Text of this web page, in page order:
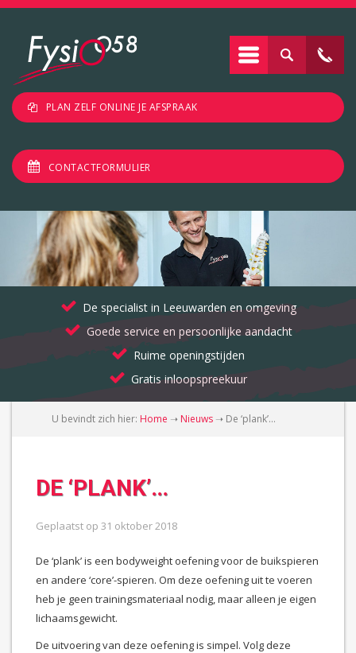
PLAN ZELF ONLINE JE AFSPRAAK
CONTACTFORMULIER
De specialist in Leeuwarden en omgeving
Goede service en persoonlijke aandacht
Ruime openingstijden
Gratis inloopspreekuur
U bevindt zich hier: Home ➝ Nieuws ➝ De ‘plank’…
DE ‘PLANK’…
Geplaatst op 31 oktober 2018
De ‘plank’ is een bodyweight oefening voor de buikspieren
en andere ‘core’-spieren. Om deze oefening uit te voeren
heb je geen trainingsmateriaal nodig, maar alleen je eigen
lichaamsgewicht.
De uitvoering van deze oefening is simpel. Volg deze